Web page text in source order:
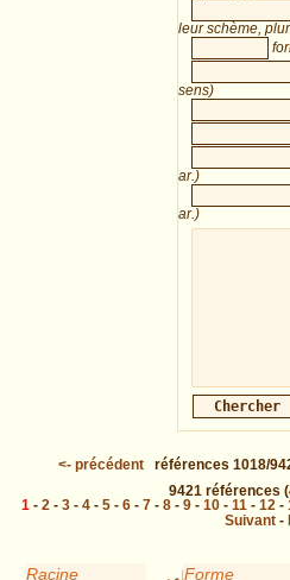
leur schème,
sens)
ar.)
ar.)
<- précédent références 1018/
9421 références
1- 2- 3- 4- 5- 6- 7- 8- 9- 10- 11- 12-
Suivant -
Racine Forme